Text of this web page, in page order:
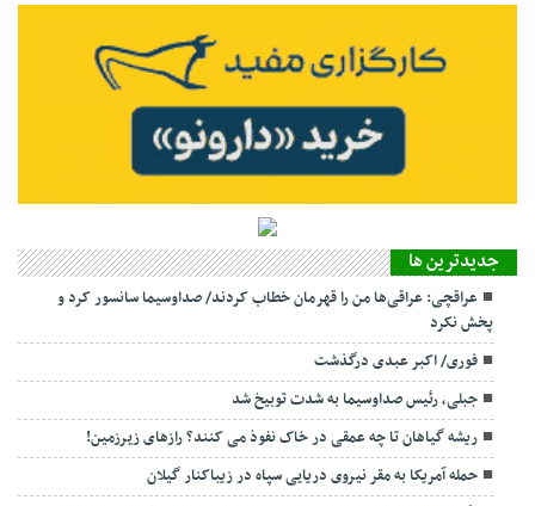
جديدترين ها
عراقچی: عراقی‌ها من را قهرمان خطاب کردند/ صداوسیما سانسور کرد و
پخش نکرد
فوری/ اکبر عبدی درگذشت
جبلی، رئیس صداوسیما به شدت توبیخ شد
ریشه گیاهان تا چه عمقی در خاک نفوذ می کنند؟ رازهای زیرزمین!
حمله آمریکا به مقر نیروی دریایی سپاه در زیباکنار گیلان